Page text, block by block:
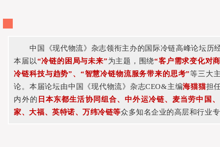
中国《现代物流》杂志领衔主办的国际冷链高峰论坛历
本届以“冷链的困局与未来”为主题，围绕“客户需求变化对
冷链科技与趋势”、“智慧冷链物流服务带来的思考”等三大
论。本届论坛由中国《现代物流》杂志CEO&主编海猫猫担
内外的 日本东都生活协同组合、中外运冷链、麦当劳中国
家、大福、英特诺、万纬冷链等众多知名企业的高层和行业